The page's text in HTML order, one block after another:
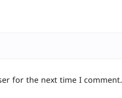
for the next time I comment.